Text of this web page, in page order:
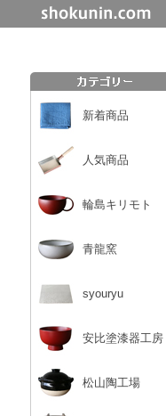
新着商品
人気商品
輪島キリモト
青龍窯
syouryu
安比塗漆器工房
松山陶工場